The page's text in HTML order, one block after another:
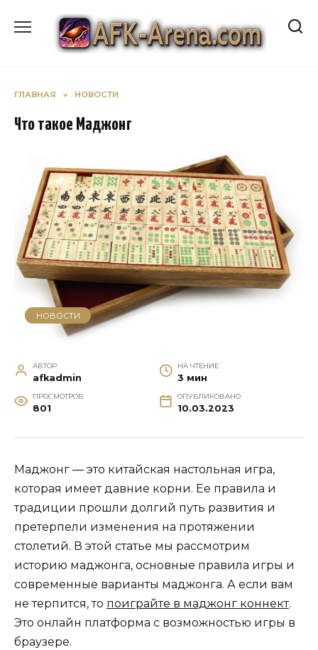
содержанию
ГЛАВНАЯ » НОВОСТИ
Что такое Маджонг
НОВОСТИ
АВТОР
afkadmin
НА ЧТЕНИЕ
3 мин
ПРОСМОТРОВ
801
ОПУБЛИКОВАНО
10.03.2023
Маджонг — это китайская настольная игра,
которая имеет давние корни. Ее правила и
традиции прошли долгий путь развития и
претерпели изменения на протяжении
столетий. В этой статье мы рассмотрим
историю маджонга, основные правила игры и
современные варианты маджонга. А если вам
не терпится, то поиграйте в маджонг коннект.
Это онлайн платформа с возможностью игры в
браузере.